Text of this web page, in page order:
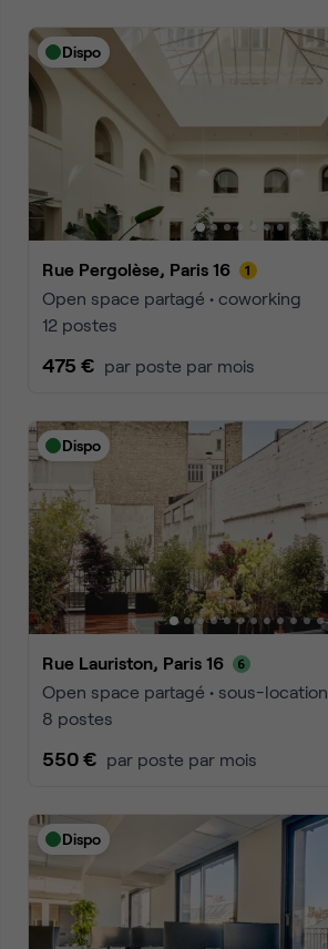
Dispo
Rue Pergolèse, Paris 16
Open space partagé • coworking
12 postes
475 € par poste par mois
Dispo
Rue Lauriston, Paris 16
Open space partagé • sous-location
8 postes
550 € par poste par mois
Dispo